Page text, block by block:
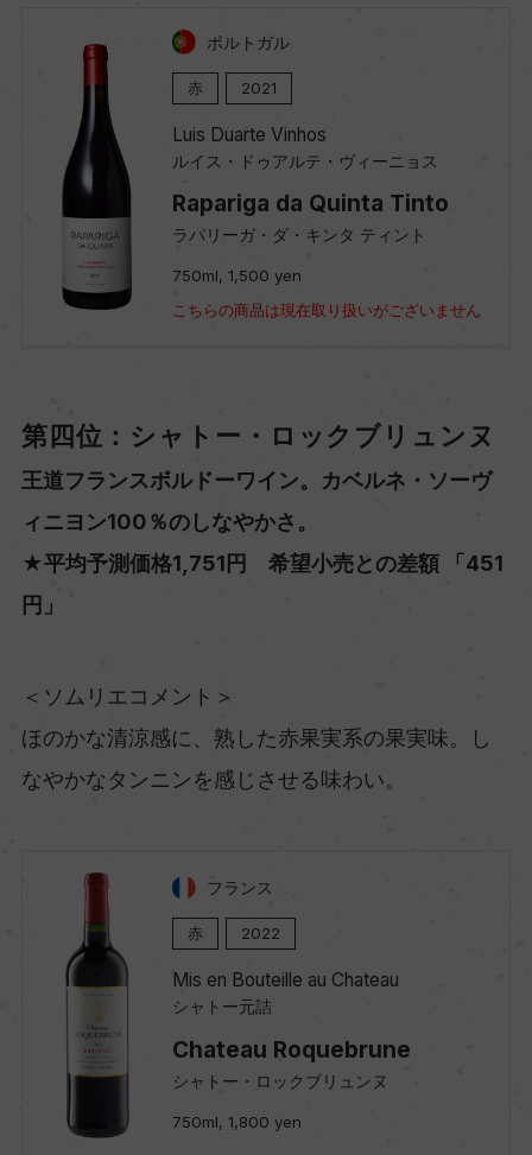
ポルトガル
赤 2021
Luis Duarte Vinhos
ルイス・ドゥアルテ・ヴィーニョス
Rapariga da Quinta Tinto
ラパリーガ・ダ・キンタ ティント
750ml, 1,500 yen
こちらの商品は現在取り扱いがございません
第四位：シャトー・ロックブリュンヌ
王道フランスボルドーワイン。カベルネ・ソーヴ
ィニヨン100％のしなやかさ。
★平均予測価格1,751円 希望小売との差額 「451
円」
＜ソムリエコメント＞
ほのかな清涼感に、熟した赤果実系の果実味。し
なやかなタンニンを感じさせる味わい。
フランス
赤 2022
Mis en Bouteille au Chateau
シャトー元詰
Chateau Roquebrune
シャトー・ロックブリュンヌ
750ml, 1,800 yen